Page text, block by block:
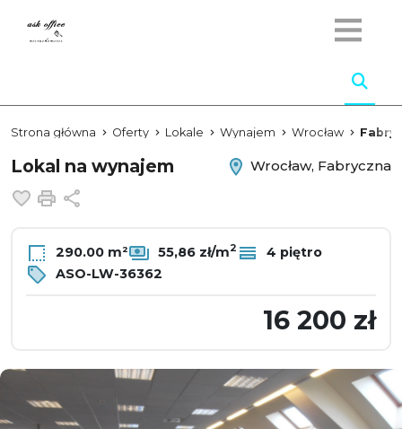
Strona główna Oferty Lokale Wynajem Wrocław
Lokal na wynajem
Wrocław, Fabryczna
Dodaj do ulubionych
Drukuj
290.00 m² 55,86 zł/m2
4 piętro
ASO-LW-36362
16 200 zł